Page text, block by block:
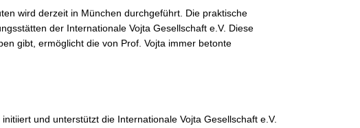
wird derzeit in München durchgeführt. Die praktische
der Internationale Vojta Gesellschaft e.V. Diese
gibt, ermöglicht die von Prof. Vojta immer betonte
und unterstützt die Internationale Vojta Gesellschaft e.V.